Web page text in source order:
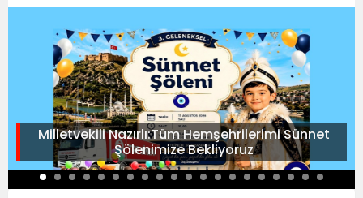
Milletvekili Nazırlı:Tüm Hemşehrilerimi Sünnet
Şölenimize Bekliyoruz